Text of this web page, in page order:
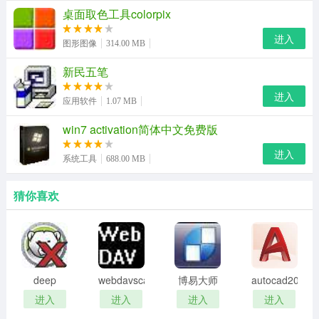
（3） win-tc消除了初学者设置工作目录的烦恼，自动设置
好工作目录。程序编写好之后就可以直接编译运行。
（4） 由于win-tc是windows程序，所以在其中进行鼠标操
作、程序段的复制、中文输入输出等功能变得非常方便。
程序中就可以输出中文的提示语句了，但文件名还不支持
中文。
（6）错误便于查找和修改。
win-tc主程序及其运行支持
win-tc的帮助文件tc2教程
borland公司图形接口支持(bgi)
桌面取色工具colorpix
图形图像 314.00 MB 进入
新民五笔
应用软件 1.07 MB 进入
win7 activation简体中文免费版
系统工具 688.00 MB 进入
猜你喜欢
deep
freeze
password
进入
webdavscan
客户端
(web漏洞
进入
博易大师
资管版
进入
autocad2002
迷你版
进入